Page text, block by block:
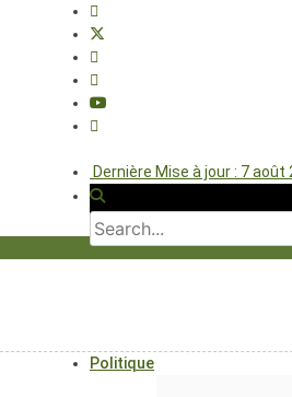
Dernière Mise à jour : 7 août
Politique